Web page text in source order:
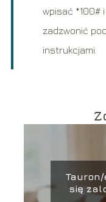
wpisać *100# i
zadzwonić
instrukcjami.
się